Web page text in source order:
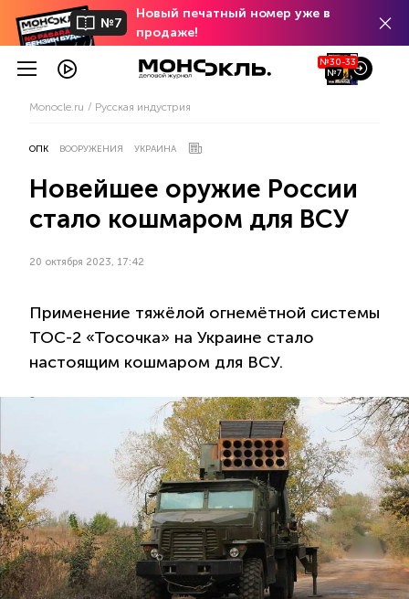
№7
Новый печатный номер уже в
продаже!
№30-33
№7
Monocle.ru Русская индустрия
ОПК ВООРУЖЕНИЯ УКРАИНА
Новейшее оружие России
стало кошмаром для ВСУ
20 октября 2023, 17:42
Применение тяжёлой огнемётной системы
ТОС-2 «Тосочка» на Украине стало
настоящим кошмаром для ВСУ.